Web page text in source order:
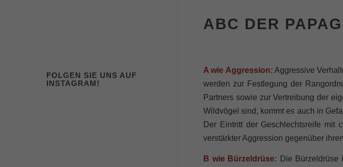
FOLGEN SIE UNS AUF
INSTAGRAM!
ABC DER
A wie Aggression: Aggressive
werden zur Festlegung der
Partners sowie zur Vertreibung der
Wildvögel sind, kommt es auch in
Der Eintritt der Geschlechtsreife mit
verstärkter Aggression gegenüber
B wie Bürzeldrüse: Die Bürzeldrüse